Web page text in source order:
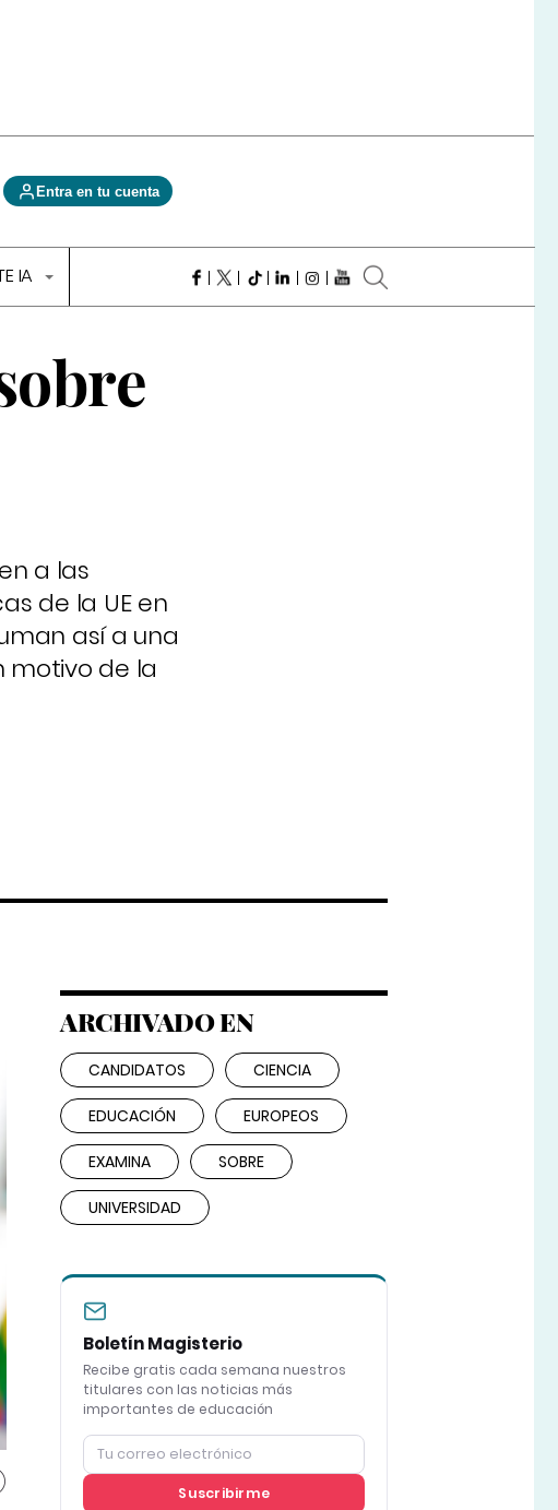
Entra en tu cuenta
IA
a las
de la UE en
así a una
motivo de la
ARCHIVADO EN
CANDIDATOS CIENCIA
EDUCACIÓN EUROPEOS
EXAMINA SOBRE
UNIVERSIDAD
Boletín Magisterio
Recibe gratis cada semana nuestros
titulares con las noticias más
importantes de educación
Suscribirme